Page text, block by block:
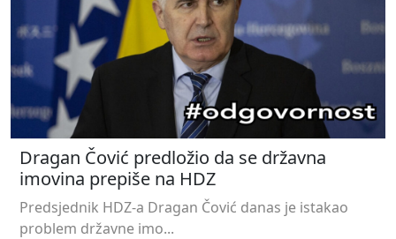
Dragan Čović predložio da se državna
imovina prepiše na HDZ
Predsjednik HDZ-a Dragan Čović danas je istakao
problem državne imo...